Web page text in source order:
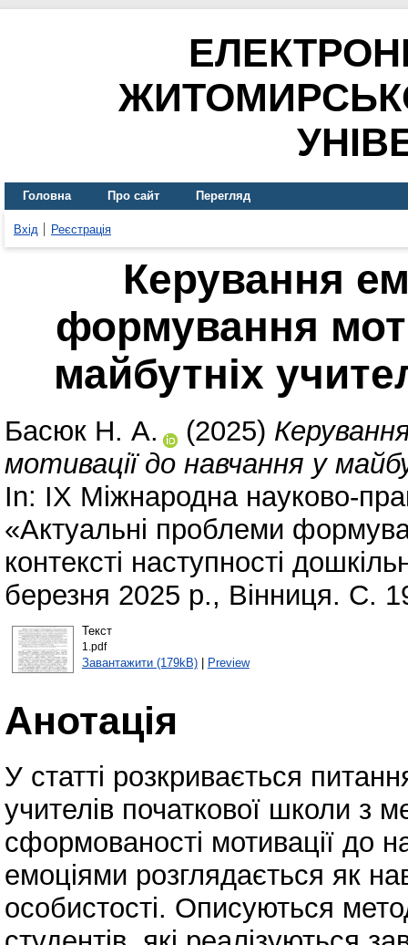
Головна Про сайт Перегляд
Вхід Реєстрація
Керування
формування
майбутніх
Басюк Н. А. (2025)
мотивації до навчання у
In: ІХ Міжнародна науково-
«Актуальні проблеми
контексті наступності
березня 2025 р., Вінниця. С.
Текст
1.pdf
Завантажити (179kB)| Preview
Анотація
У статті розкривається
учителів початкової школи з
сформованості мотивації до
емоціями розглядається як
особистості. Описуються